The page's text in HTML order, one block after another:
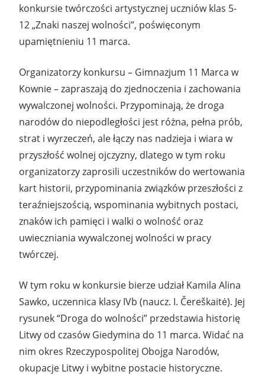
konkursie twórczości artystycznej uczniów klas 5-
12 „Znaki naszej wolności”, poświęconym
upamiętnieniu 11 marca.
Organizatorzy konkursu – Gimnazjum 11 Marca w
Kownie – zapraszają do zjednoczenia i zachowania
wywalczonej wolności. Przypominają, że droga
narodów do niepodległości jest różna, pełna prób,
strat i wyrzeczeń, ale łączy nas nadzieja i wiara w
przyszłość wolnej ojczyzny, dlatego w tym roku
organizatorzy zaprosili uczestników do wertowania
kart historii, przypominania związków przeszłości z
teraźniejszością, wspominania wybitnych postaci,
znaków ich pamięci i walki o wolność oraz
uwieczniania wywalczonej wolności w pracy
twórczej.
W tym roku w konkursie bierze udział Kamila Alina
Sawko, uczennica klasy IVb (naucz. I. Čereškaitė). Jej
rysunek “Droga do wolności” przedstawia historię
Litwy od czasów Giedymina do 11 marca. Widać na
nim okres Rzeczypospolitej Obojga Narodów,
okupacje Litwy i wybitne postacie historyczne.